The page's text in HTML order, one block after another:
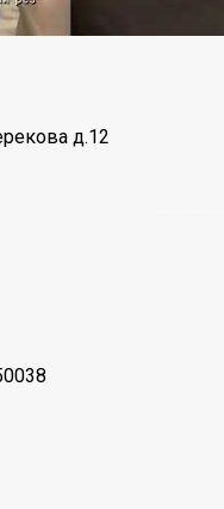
д.12